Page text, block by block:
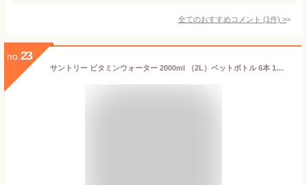
全てのおすすめコメント (1件) >
no. 23
サントリー ビタミンウォーター 2000ml （2L）ペットボトル 6本 1ケース 【送料無料（一部地域除く）】 サントリー 飲料 スポーツドリンク 2リットル スポドリ 2l 熱中 症 対策 水分 塩分 ビタミン 補給 suntory